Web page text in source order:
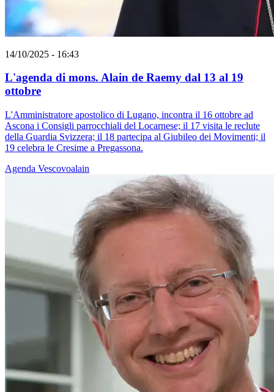
14/10/2025 - 16:43
L'agenda di mons. Alain de Raemy dal 13 al 19
ottobre
L'Amministratore apostolico di Lugano, incontra il 16 ottobre ad
Ascona i Consigli parrocchiali del Locarnese; il 17 visita le reclute
della Guardia Svizzera; il 18 partecipa al Giubileo dei Movimenti; il
19 celebra le Cresime a Pregassona.
Agenda Vescovoalain